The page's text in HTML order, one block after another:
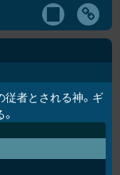
の従者とされる神。ギ